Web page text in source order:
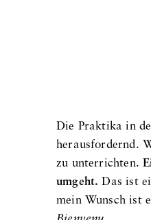
Die Praktika in
herausfordernd.
zu unterrichten.
umgeht. Das ist
mein Wunsch ist